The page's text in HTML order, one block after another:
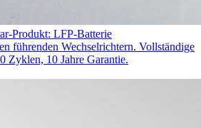
Produkt: LFP-Batterie
führenden Wechselrichtern. Vollständige
Zyklen, 10 Jahre Garantie.